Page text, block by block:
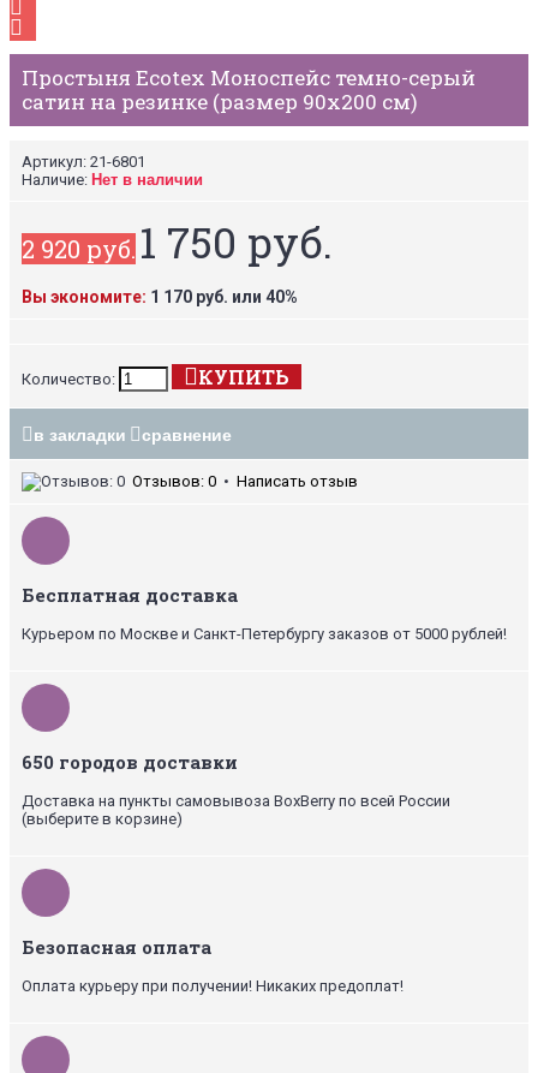
Простыня Ecotex Моноспейс темно-серый
сатин на резинке (размер 90х200 см)
Артикул: 21-6801
Наличие: Нет в наличии
2 920 руб. 1 750 руб.
Вы экономите: 1 170 руб. или 40%
Количество: КУПИТЬ
в закладки сравнение
Отзывов: 0 • Написать отзыв
Бесплатная доставка
Курьером по Москве и Санкт-Петербургу заказов от 5000 рублей!
650 городов доставки
Доставка на пункты самовывоза BoxBerry по всей России
(выберите в корзине)
Безопасная оплата
Оплата курьеру при получении! Никаких предоплат!